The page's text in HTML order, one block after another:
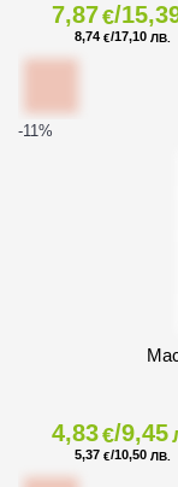
7,87€/
8,74 €/17,10 ЛВ.
-11%
4,83€/9,45
5,37 €/10,50 ЛВ.